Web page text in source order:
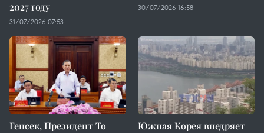
2027 году
31/07/2026 07:53
30/07/2026 16:58
Генсек, Президент То
Южная Корея внедряет